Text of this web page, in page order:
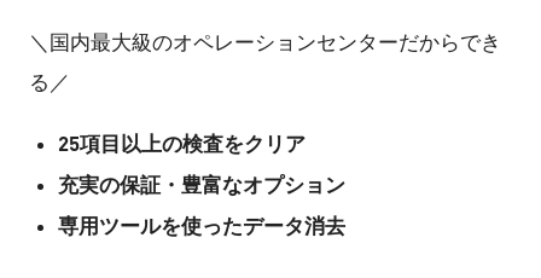
＼国内最大級のオペレーションセンターだからでき
る／
25項目以上の検査をクリア
充実の保証・豊富なオプション
専用ツールを使ったデータ消去